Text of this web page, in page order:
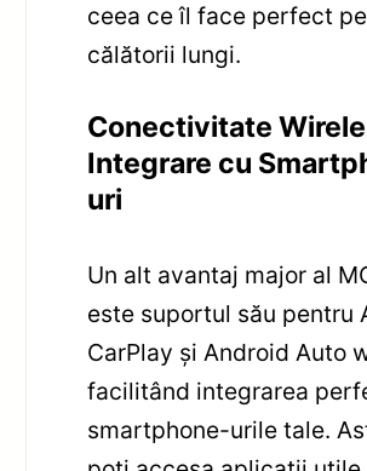
ceea ce îl face perfect
călătorii lungi.
Conectivitate
Integrare cu
uri
Un alt avantaj major al
este suportul său pentru
CarPlay și Android Auto
facilitând integrarea
smartphone-urile tale.